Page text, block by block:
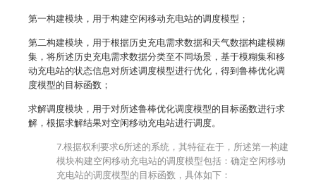
第一构建模块，用于构建空闲移动充电站的调度模型；
第二构建模块，用于根据历史充电需求数据和天气数据构建模糊
集，将所述历史充电需求数据分类至不同场景，基于模糊集和移
动充电站的状态信息对所述调度模型进行优化，得到鲁棒优化调
度模型的目标函数；
求解调度模块，用于对所述鲁棒优化调度模型的目标函数进行求
解，根据求解结果对空闲移动充电站进行调度。
7.根据权利要求6所述的系统，其特征在于，所述第一构建
模块构建空闲移动充电站的调度模型包括：确定空闲移动
充电站的调度模型的目标函数，具体如下：